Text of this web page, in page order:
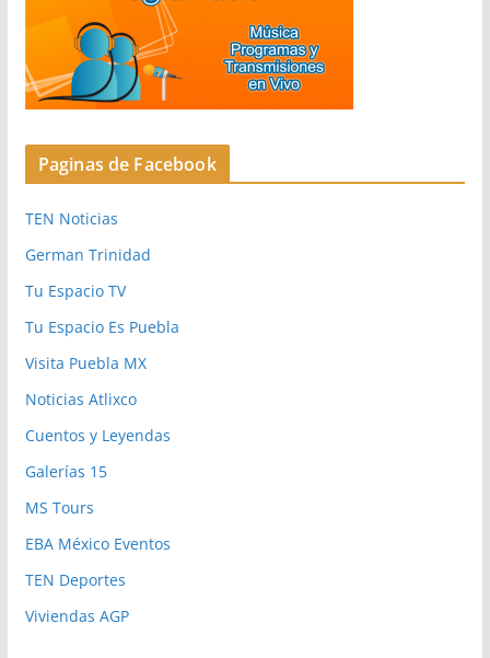
Paginas de Facebook
TEN Noticias
German Trinidad
Tu Espacio TV
Tu Espacio Es Puebla
Visita Puebla MX
Noticias Atlixco
Cuentos y Leyendas
Galerías 15
MS Tours
EBA México Eventos
TEN Deportes
Viviendas AGP